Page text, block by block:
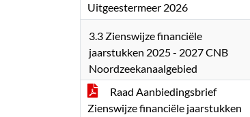
Uitgeestermeer 2026
3.3 Zienswijze financiële
jaarstukken 2025 - 2027 CNB
Noordzeekanaalgebied
Raad Aanbiedingsbrief
Zienswijze financiële jaarstukken